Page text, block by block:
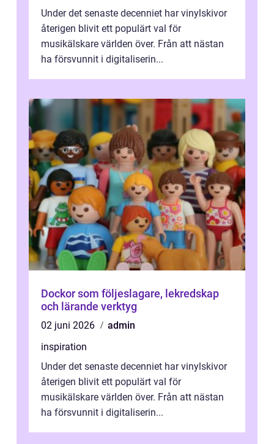
Under det senaste decenniet har vinylskivor
återigen blivit ett populärt val för
musikälskare världen över. Från att nästan
ha försvunnit i digitaliserin...
Dockor som följeslagare, lekredskap
och lärande verktyg
02 juni 2026
admin
inspiration
Under det senaste decenniet har vinylskivor
återigen blivit ett populärt val för
musikälskare världen över. Från att nästan
ha försvunnit i digitaliserin...